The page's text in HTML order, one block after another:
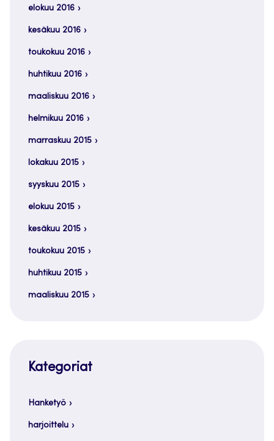
elokuu 2016
kesäkuu 2016
toukokuu 2016
huhtikuu 2016
maaliskuu 2016
helmikuu 2016
marraskuu 2015
lokakuu 2015
syyskuu 2015
elokuu 2015
kesäkuu 2015
toukokuu 2015
huhtikuu 2015
maaliskuu 2015
Kategoriat
Hanketyö
harjoittelu